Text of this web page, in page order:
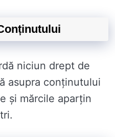
niciun drept de
asupra conținutului
și mărcile aparțin